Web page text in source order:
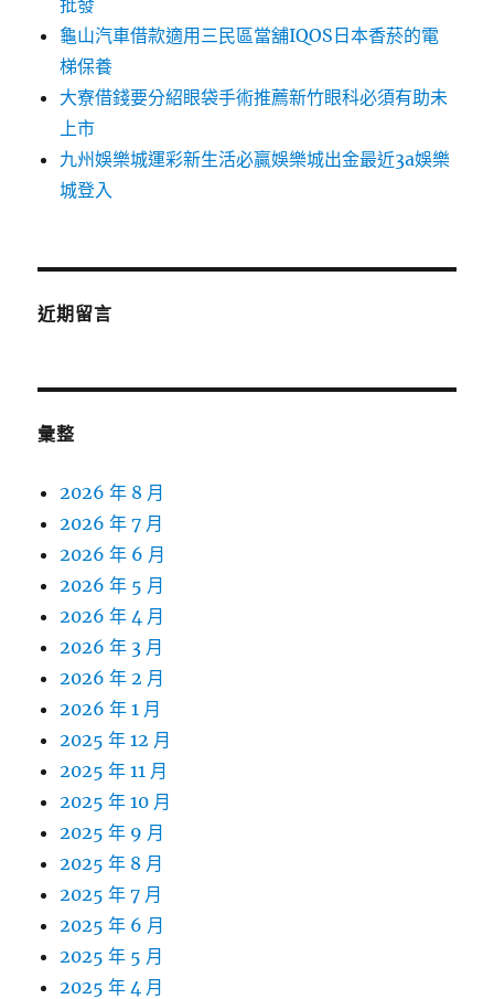
批發
龜山汽車借款適用三民區當舖IQOS日本香菸的電
梯保養
大寮借錢要分紹眼袋手術推薦新竹眼科必須有助未
上市
九州娛樂城運彩新生活必贏娛樂城出金最近3a娛樂
城登入
近期留言
彙整
2026 年 8 月
2026 年 7 月
2026 年 6 月
2026 年 5 月
2026 年 4 月
2026 年 3 月
2026 年 2 月
2026 年 1 月
2025 年 12 月
2025 年 11 月
2025 年 10 月
2025 年 9 月
2025 年 8 月
2025 年 7 月
2025 年 6 月
2025 年 5 月
2025 年 4 月